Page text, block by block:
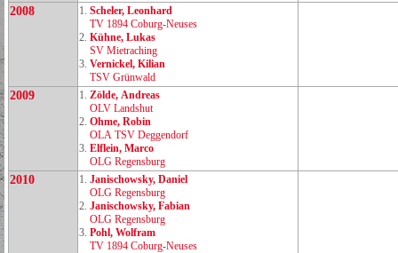
2008 1. Scheler, Leonhard
TV 1894 Coburg‑Neuses
2. Kühne, Lukas
SV Mietraching
3. Vernickel, Kilian
TSV Grünwald
2009 1. Zölde, Andreas
OLV Landshut
2. Ohme, Robin
OLA TSV Deggendorf
3. Elflein, Marco
OLG Regensburg
2010 1. Janischowsky, Daniel
OLG Regensburg
2. Janischowsky, Fabian
OLG Regensburg
3. Pohl, Wolfram
TV 1894 Coburg‑Neuses